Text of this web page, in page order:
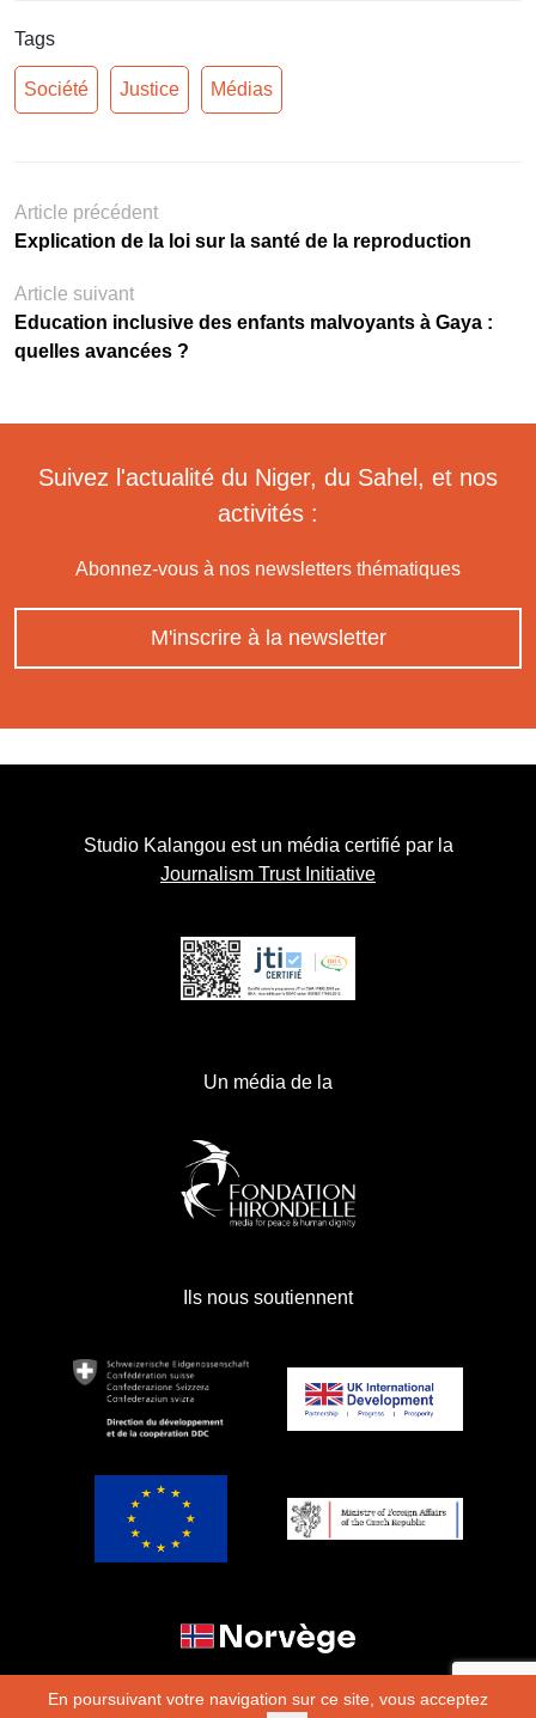
En poursuivant votre navigation sur ce site, vous acceptez
Tags
Société Justice Médias
Article précédent
Explication de la loi sur la santé de la reproduction
Article suivant
Education inclusive des enfants malvoyants à Gaya :
quelles avancées ?
Suivez l'actualité du Niger, du Sahel, et nos
activités :
Abonnez-vous à nos newsletters thématiques
M'inscrire à la newsletter
Studio Kalangou est un média certifié par la
Journalism Trust Initiative
Un média de la
Ils nous soutiennent